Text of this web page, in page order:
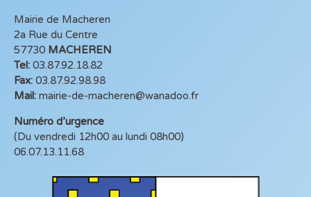
Mairie de Macheren
2a Rue du Centre
57730 MACHEREN
Tel: 03.87.92.18.82
Fax: 03.87.92.98.98
Mail: mairie-de-macheren@wanadoo.fr
Numéro d’urgence
(Du vendredi 12h00 au lundi 08h00)
06.07.13.11.68